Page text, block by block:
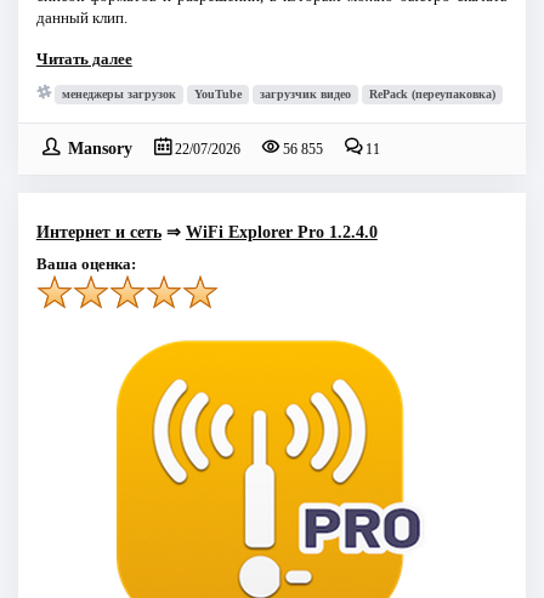
данный клип.
Читать далее
менеджеры загрузок YouTube загрузчик видео RePack (переупаковка)
Mansory 22/07/2026 56 855 11
Интернет и сеть⇒ WiFi Explorer Pro 1.2.4.0
Ваша оценка: